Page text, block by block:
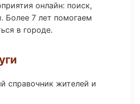
онлайн: поиск,
Более 7 лет помогаем
в городе.
справочник жителей и